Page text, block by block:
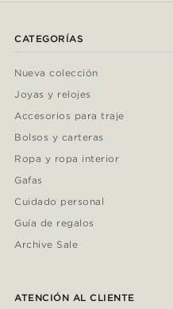
CATEGORÍAS
Nueva colección
Joyas y relojes
Accesorios para traje
Bolsos y carteras
Ropa y ropa interior
Gafas
Cuidado personal
Guía de regalos
Archive Sale
ATENCIÓN AL CLIENTE